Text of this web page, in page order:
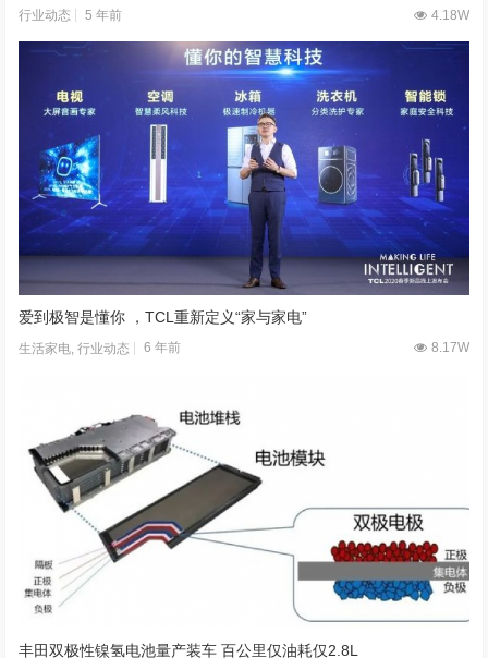
行业动态 5 年前 4.18W
爱到极智是懂你 ，TCL重新定义“家与家电”
生活家电,行业动态 6 年前 8.17W
丰田双极性镍氢电池量产装车 百公里仅油耗仅2.8L